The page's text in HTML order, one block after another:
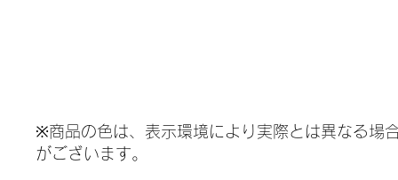
※商品の色は、表示環境により実際とは異なる場
がございます。